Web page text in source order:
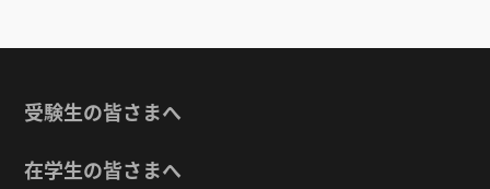
受験生の皆さまへ
在学生の皆さまへ